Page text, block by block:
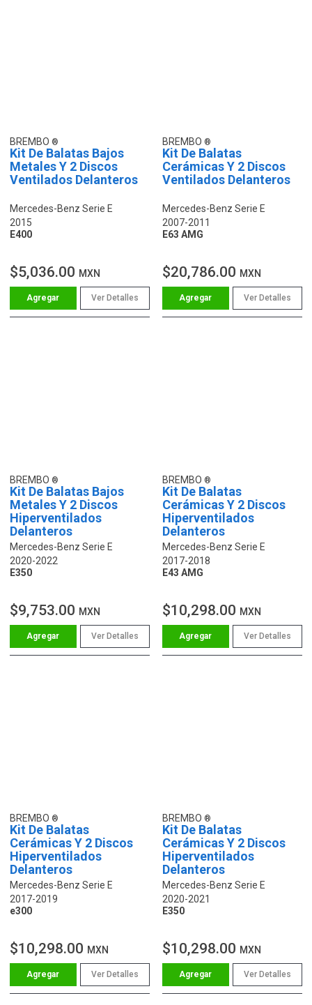
BREMBO
Kit De Balatas Bajos
Metales Y 2 Discos
Ventilados Delanteros
Mercedes-Benz Serie E
2015
E400
$5,036.00 MXN
Ver Detalles
BREMBO
Kit De Balatas
Cerámicas Y 2 Discos
Ventilados Delanteros
Mercedes-Benz Serie E
2007-2011
E63 AMG
$20,786.00 MXN
Ver Detalles
BREMBO
Kit De Balatas Bajos
Metales Y 2 Discos
Hiperventilados
Delanteros
Mercedes-Benz Serie E
2020-2022
E350
$9,753.00 MXN
Ver Detalles
BREMBO
Kit De Balatas
Cerámicas Y 2 Discos
Hiperventilados
Delanteros
Mercedes-Benz Serie E
2017-2018
E43 AMG
$10,298.00 MXN
Ver Detalles
BREMBO
Kit De Balatas
Cerámicas Y 2 Discos
Hiperventilados
Delanteros
Mercedes-Benz Serie E
2017-2019
e300
$10,298.00 MXN
Ver Detalles
BREMBO
Kit De Balatas
Cerámicas Y 2 Discos
Hiperventilados
Delanteros
Mercedes-Benz Serie E
2020-2021
E350
$10,298.00 MXN
Ver Detalles